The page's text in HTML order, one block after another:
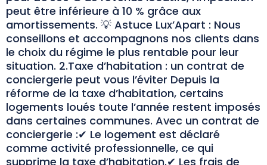
peut être inférieure à 10 % grâce aux
amortissements. 💡 Astuce Lux’Apart : Nous
conseillons et accompagnons nos clients dans
le choix du régime le plus rentable pour leur
situation. 2.Taxe d’habitation : un contrat de
conciergerie peut vous l’éviter Depuis la
réforme de la taxe d’habitation, certains
logements loués toute l’année restent imposés
dans certaines communes. Avec un contrat de
conciergerie :✔ Le logement est déclaré
comme activité professionnelle, ce qui
supprime la taxe d’habitation.✔ Les frais de